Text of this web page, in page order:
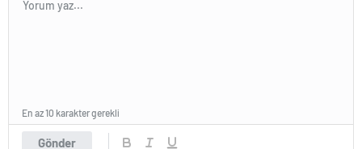
Gönder
En az 10 karakter gerekli